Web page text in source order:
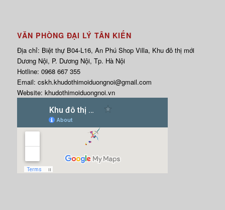
VĂN PHÒNG ĐẠI LÝ TÂN KIẾN
Địa chỉ: Biệt thự B04-L16, An Phú Shop Villa, Khu đô thị mới
Dương Nội, P. Dương Nội, Tp. Hà Nội
Hotline: 0968 667 355
Email: cskh.khudothimoiduongnoi@gmail.com
Website: khudothimoiduongnoi.vn